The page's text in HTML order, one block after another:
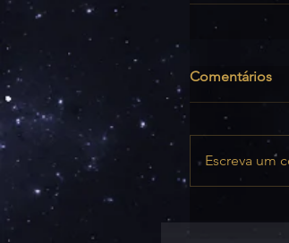
Comentários
Escreva um